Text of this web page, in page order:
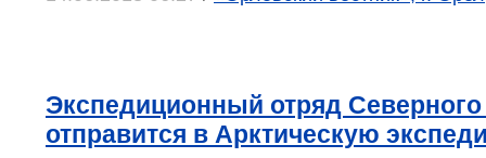
Экспедиционный отряд
отправится в Арктическую